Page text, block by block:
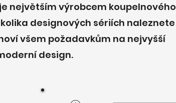
je největším výrobcem koupelnového
designových sériích naleznete
všem požadavkům na nejvyšší
design.